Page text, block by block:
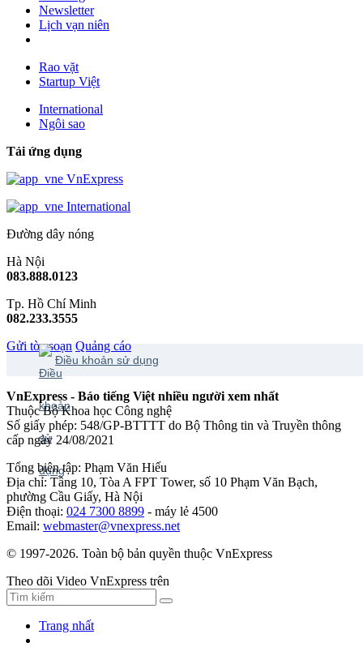
Newsletter
Lịch vạn niên
Rao vặt
Startup Việt
International
Ngôi sao
Tải ứng dụng
VnExpress
International
Đường dây nóng
Hà Nội
083.888.0123
Tp. Hồ Chí Minh
082.233.3555
Gửi tòa soạn Quảng cáo
Điều khoản sử dụng
VnExpress - Báo tiếng Việt nhiều người xem nhất
Thuộc Bộ Khoa học Công nghệ
Số giấy phép: 548/GP-BTTTT do Bộ Thông tin và Truyền thông
cấp ngày 24/08/2021
Tổng biên tập: Phạm Văn Hiếu
Địa chỉ: Tầng 10, Tòa A FPT Tower, số 10 Phạm Văn Bạch,
phường Cầu Giấy, Hà Nội
Điện thoại: 024 7300 8899 - máy lẻ 4500
Email: webmaster@vnexpress.net
© 1997-2026. Toàn bộ bản quyền thuộc VnExpress
Theo dõi Video VnExpress trên
Trang nhất